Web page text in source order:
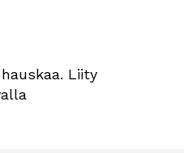
Liity